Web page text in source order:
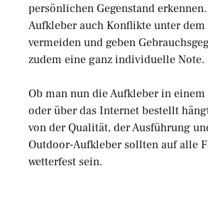
persönlichen Gegenstand
Aufkleber auch Konflikte unter dem
vermeiden und geben
zudem eine ganz individuelle Note.
Ob man nun die Aufkleber in einem
oder über das Internet bestellt
von der Qualität, der Ausführung
Outdoor-Aufkleber sollten auf alle
wetterfest sein.